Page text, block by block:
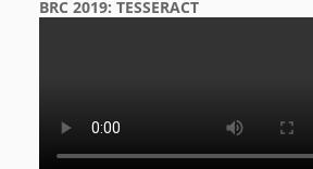
BRC 2019: TESSERACT